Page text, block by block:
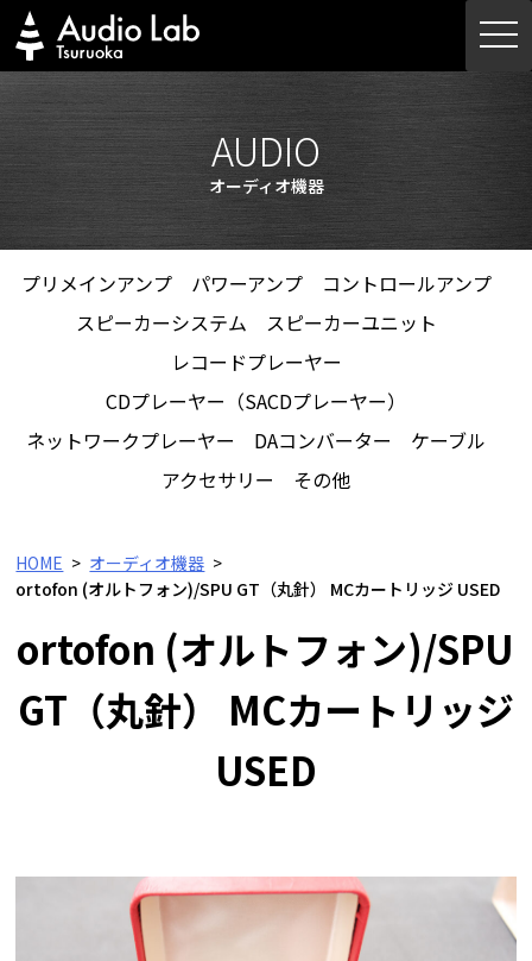
Skip
to
content
AUDIO
オーディオ機器
プリメインアンプ パワーアンプ
コントロールアンプ
スピーカーシステム
スピーカーユニット
レコードプレーヤー
CDプレーヤー（SACDプレーヤー）
ネットワークプレーヤー
DAコンバーター
ケーブル
アクセサリー
その他
HOME
オーディオ機器
ortofon (オルトフォン)/SPU GT（丸針） MCカートリッジ USED
ortofon (オルトフォン)/SPU
GT（丸針） MCカートリッジ
USED